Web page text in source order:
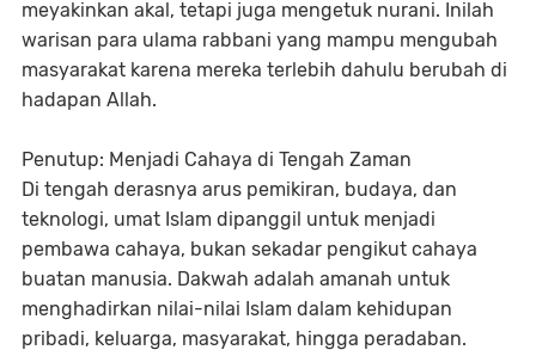
meyakinkan akal, tetapi juga mengetuk nurani. Inilah
warisan para ulama rabbani yang mampu mengubah
masyarakat karena mereka terlebih dahulu berubah di
hadapan Allah.
Penutup: Menjadi Cahaya di Tengah Zaman
Di tengah derasnya arus pemikiran, budaya, dan
teknologi, umat Islam dipanggil untuk menjadi
pembawa cahaya, bukan sekadar pengikut cahaya
buatan manusia. Dakwah adalah amanah untuk
menghadirkan nilai-nilai Islam dalam kehidupan
pribadi, keluarga, masyarakat, hingga peradaban.